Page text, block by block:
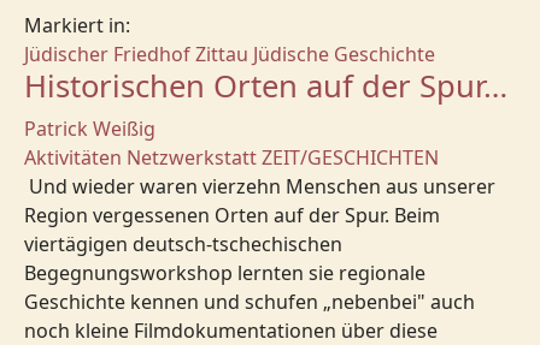
Markiert in:
Jüdischer Friedhof Zittau Jüdische Geschichte
Historischen Orten auf der Spur…
Patrick Weißig
Aktivitäten NetzwerkstattZEIT/GESCHICHTEN
Und wieder waren vierzehn Menschen aus unserer
Region vergessenen Orten auf der Spur. Beim
viertägigen deutsch-tschechischen
Begegnungsworkshop lernten sie regionale
Geschichte kennen und schufen „nebenbei" auch
noch kleine Filmdokumentationen über diese